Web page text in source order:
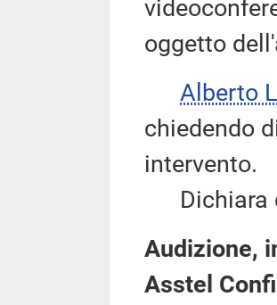
oggetto
Alberto
chiedendo
intervento.
Dichiara
Audizione,
Asstel